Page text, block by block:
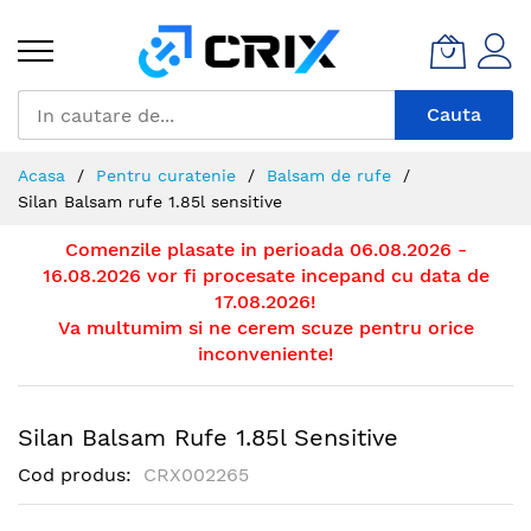
Continut
Cauta
Acasa Pentru curatenie
Balsam de rufe
Silan Balsam rufe 1.85l sensitive
Comenzile plasate in perioada 06.08.2026 -
16.08.2026 vor fi procesate incepand cu data de
17.08.2026!
Va multumim si ne cerem scuze pentru orice
inconveniente!
Silan Balsam Rufe 1.85l Sensitive
Cod produs CRX002265